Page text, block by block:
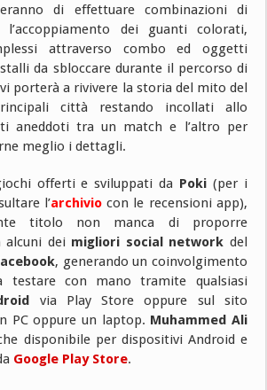
di effettuare combinazioni di
dei guanti colorati,
attraverso combo ed oggetti
da sbloccare durante il percorso di
porterà a rivivere la storia del mito del
città restando incollati allo
aneddoti tra un match e l’altro per
meglio i dettagli.
offerti e sviluppati da Poki (per i
l’archiviocon le recensioni app),
titolo non manca di proporre
alcuni dei migliori social network del
, generando un coinvolgimento
testare con mano tramite qualsiasi
via Play Store oppure sul sito
PC oppure un laptop. Muhammed Ali
disponibile per dispositivi Android e
Google Play Store.